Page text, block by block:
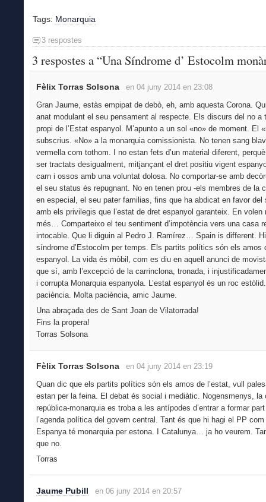
Tags: Monarquia
3 respostes
3 respostes a “Una Síndrome d’ Estocolm
Fèlix Torras Solsona
en 04 juny 2014 en 23:08
Gran Jaume, estàs empipat de debò, eh, amb aquesta Corona.
anat modulant el seu pensament al respecte. Els discurs del no a
propi de l’Estat espanyol. M’apunto a un sol «no» de moment. El
subscrius. «No» a la monarquia comissionista. No tenen sang
vermella com tothom. I no estan fets d’un material diferent,
ser tractats desigualment, mitjançant el dret positiu vigent
carn i ossos amb una voluntat dolosa. No comportar-se amb
el seu status és repugnant. No en tenen prou -els membres de la
en especial, el seu pater familias, fins que ha abdicat en favor del
amb els privilegis que l’estat de dret espanyol garanteix. En volen
més… Comparteixo el teu sentiment d’impotència vers una casa
intocable. Que li diguin al Pedro J. Ramírez… Spain is different.
síndrome d’Estocolm per temps. Els partits polítics són els amos
espanyol. La vida és mòbil, com es diu en aquell anunci de
que sí, amb l’excepció de la carrinclona, tronada, i
i corrupta Monarquia espanyola. L’estat espanyol és un roc
paciència. Molta paciència, amic Jaume.
Una abraçada des de Sant Joan de Vilatorrada!
Fins la propera!
Torras Solsona
Fèlix Torras Solsona
en 04 juny 2014 en 23:19
Quan dic que els partits polítics són els amos de l’estat, vull
estan per la feina. El debat és social i mediàtic. Nogensmenys, la
república-monarquia es troba a les antípodes d’entrar a formar
l’agenda política del govern central. Tant és que hi hagi el PP
Espanya té monarquia per estona. I Catalunya… ja ho veurem.
que no.
Torras
Jaume Pubill en 06 juny 2014 en 20:57